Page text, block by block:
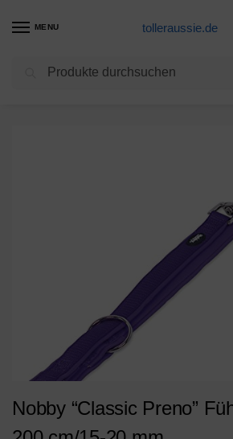
MENU tolleraussie.de
Hundeleine Produkte / Nobby “Classic
Nobby “Classic Preno”